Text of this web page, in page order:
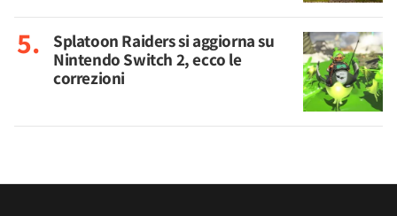
Splatoon Raiders si aggiorna su
Nintendo Switch 2, ecco le
correzioni